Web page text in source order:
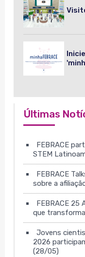
Últimas
FEBRACE
STEM
FEBRACE
sobre a
FEBRACE 25
que
Jovens
2026
(28/05)